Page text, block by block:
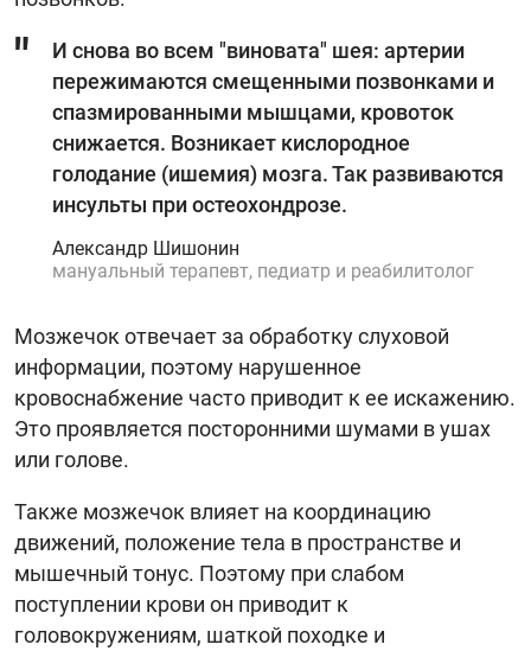
И снова во всем "виновата" шея: артерии
пережимаются смещенными позвонками и
спазмированными мышцами, кровоток
снижается. Возникает кислородное
голодание (ишемия) мозга. Так развиваются
инсульты при остеохондрозе.
Александр Шишонин
мануальный терапевт, педиатр и реабилитолог
Мозжечок отвечает за обработку слуховой
информации, поэтому нарушенное
кровоснабжение часто приводит к ее искажению.
Это проявляется посторонними шумами в ушах
или голове.
Также мозжечок влияет на координацию
движений, положение тела в пространстве и
мышечный тонус. Поэтому при слабом
поступлении крови он приводит к
головокружениям, шаткой походке и